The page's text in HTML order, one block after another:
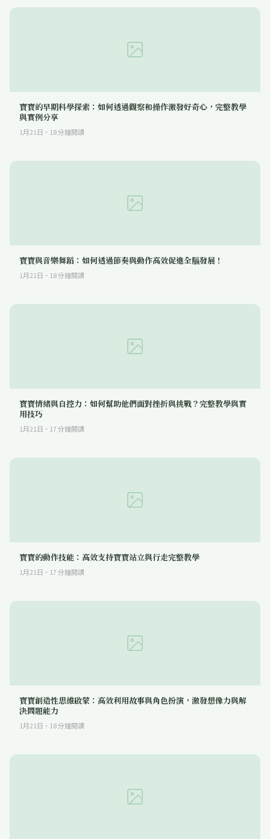
寶寶的早期科學探索：如何透過觀察和操作激發好奇心，完整教學
與實例分享
1月21日 · 18分鐘閱讀
寶寶與音樂舞蹈：如何透過節奏與動作高效促進全腦發展！
1月21日 · 18分鐘閱讀
寶寶情緒與自控力：如何幫助他們面對挫折與挑戰？完整教學與實
用技巧
1月21日 · 17分鐘閱讀
寶寶的動作技能：高效支持寶寶站立與行走完整教學
1月21日 · 17分鐘閱讀
寶寶創造性思維啟蒙：高效利用故事與角色扮演，激發想像力與解
決問題能力
1月21日 · 18分鐘閱讀